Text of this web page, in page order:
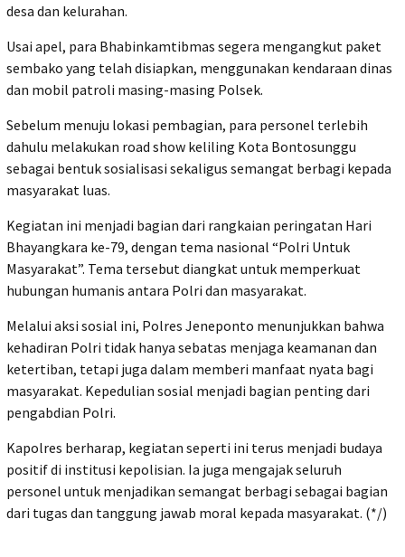
desa dan kelurahan.
‎Usai apel, para Bhabinkamtibmas segera mengangkut paket
sembako yang telah disiapkan, menggunakan kendaraan dinas
dan mobil patroli masing-masing Polsek.
Sebelum menuju lokasi pembagian, para personel terlebih
dahulu melakukan road show keliling Kota Bontosunggu
sebagai bentuk sosialisasi sekaligus semangat berbagi kepada
masyarakat luas.
‎Kegiatan ini menjadi bagian dari rangkaian peringatan Hari
Bhayangkara ke-79, dengan tema nasional “Polri Untuk
Masyarakat”. Tema tersebut diangkat untuk memperkuat
hubungan humanis antara Polri dan masyarakat.
‎Melalui aksi sosial ini, Polres Jeneponto menunjukkan bahwa
kehadiran Polri tidak hanya sebatas menjaga keamanan dan
ketertiban, tetapi juga dalam memberi manfaat nyata bagi
masyarakat. Kepedulian sosial menjadi bagian penting dari
pengabdian Polri.
‎Kapolres berharap, kegiatan seperti ini terus menjadi budaya
positif di institusi kepolisian. Ia juga mengajak seluruh
personel untuk menjadikan semangat berbagi sebagai bagian
dari tugas dan tanggung jawab moral kepada masyarakat. (*/)